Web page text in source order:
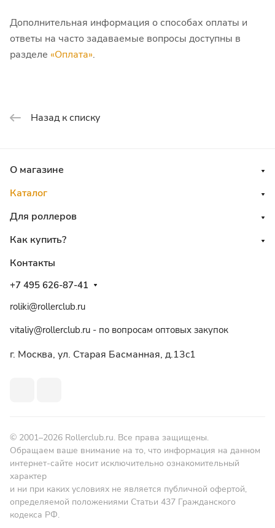
Дополнительная информация о способах оплаты и
ответы на часто задаваемые вопросы доступны в
разделе «Оплата».
Назад к списку
О магазине
Каталог
Для роллеров
Как купить?
Контакты
+7 495 626-87-41
roliki@rollerclub.ru
vitaliy@rollerclub.ru - по вопросам оптовых закупок
г. Москва, ул. Старая Басманная, д.13c1
© 2001–2026 Rollerclub.ru. Все права защищены.
Обращаем ваше внимание на то, что информация на данном
интернет-сайте носит исключительно ознакомительный
характер
и ни при каких условиях не является публичной офертой,
определяемой положениями Статьи 437 Гражданского
кодекса РФ.